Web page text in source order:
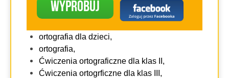
Wypróbuj
ortografia dla dzieci,
ortografia,
Ćwiczenia ortograficzne dla klas II,
Ćwiczenia ortogrficzne dla klas III,